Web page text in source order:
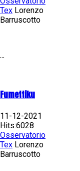
Tex Lorenzo
Barruscotto
...
Fumettiku
11-12-2021
Hits:6028
Osservatorio
Tex Lorenzo
Barruscotto